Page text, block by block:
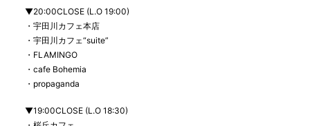
▼20:00CLOSE (L.O 19:00)
・宇田川カフェ本店
・宇田川カフェ“suite”
・ FLAMINGO
・ cafe Bohemia
・ propaganda
▼19:00CLOSE (L.O 18:30)